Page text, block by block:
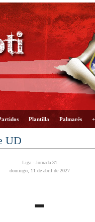
Plantilla Palmarés
UD
Liga - Jornada 31
domingo, 11 de abril de 2027
-